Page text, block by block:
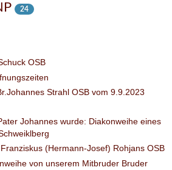
24
OSB
Strahl OSB vom 9.9.2023
Johannes wurde: Diakonweihe eines
(Hermann-Josef) Rohjans OSB
von unserem Mitbruder Bruder